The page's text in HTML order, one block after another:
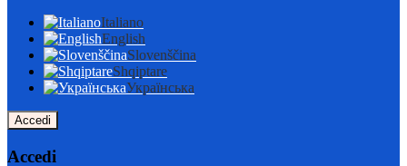
Italiano
English
Slovenščina
Shqiptare
Українська
Accedi
Accedi